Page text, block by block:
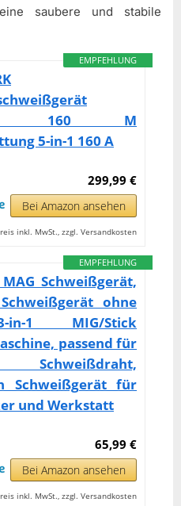
saubere und stabile
EMPFEHLUNG
160 M
5-in-1 160 A
299,99 €
Bei Amazon ansehen
inkl. MwSt., zzgl. Versandkosten
EMPFEHLUNG
Schweißgerät,
ohne
1 MIG/Stick
passend für
Schweißgerät für
und Werkstatt
65,99 €
Bei Amazon ansehen
inkl. MwSt., zzgl. Versandkosten